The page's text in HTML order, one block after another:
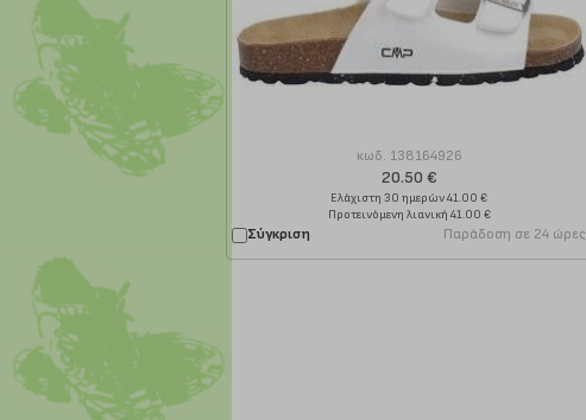
κωδ. 138164926
20.50 €
Ελάχιστη 30 ημερών 41.00 €
Προτεινόμενη λιανική 41.00 €
Σύγκριση Παράδοση σε 24 ώρες